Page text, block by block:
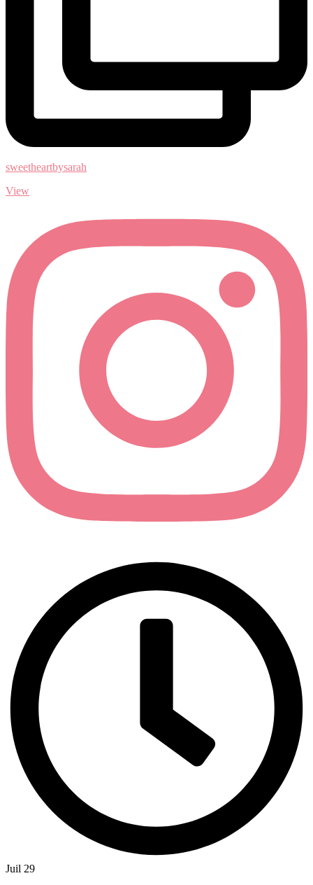
sweetheartbysarah
View
Juil 29